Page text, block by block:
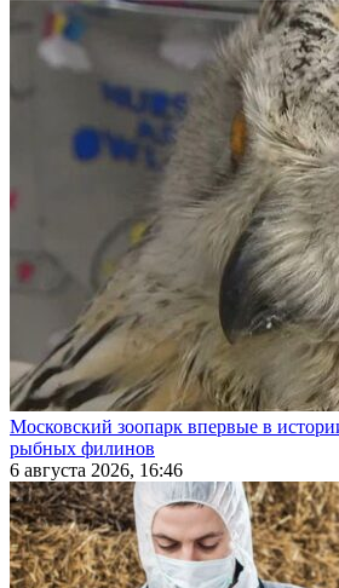
Московский зоопарк впервые в
рыбных филинов
6 августа 2026, 16:46